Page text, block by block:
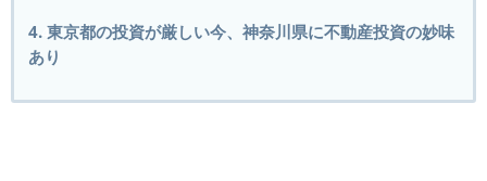
4. 東京都の投資が厳しい今、神奈川県に不動産投資の妙味
あり